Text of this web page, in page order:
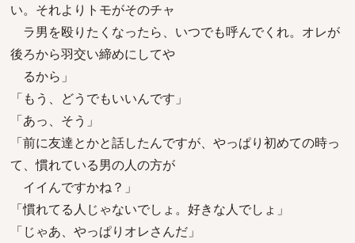
い。それよりトモがそのチャ
ラ男を殴りたくなったら、いつでも呼んでくれ。オレが
後ろから羽交い締めにしてや
るから」
「もう、どうでもいいんです」
「あっ、そう」
「前に友達とかと話したんですが、やっぱり初めての時っ
て、慣れている男の人の方が
イイんですかね？」
「慣れてる人じゃないでしょ。好きな人でしょ」
「じゃあ、やっぱりオレさんだ」